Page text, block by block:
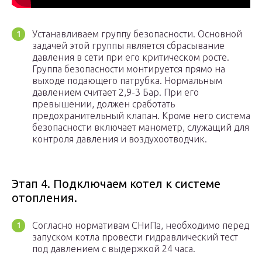
Устанавливаем группу безопасности. Основной
задачей этой группы является сбрасывание
давления в сети при его критическом росте.
Группа безопасности монтируется прямо на
выходе подающего патрубка. Нормальным
давлением считает 2,9-3 Бар. При его
превышении, должен сработать
предохранительный клапан. Кроме него система
безопасности включает манометр, служащий для
контроля давления и воздухоотводчик.
Этап 4. Подключаем котел к системе
отопления.
Согласно нормативам СНиПа, необходимо перед
запуском котла провести гидравлический тест
под давлением с выдержкой 24 часа.